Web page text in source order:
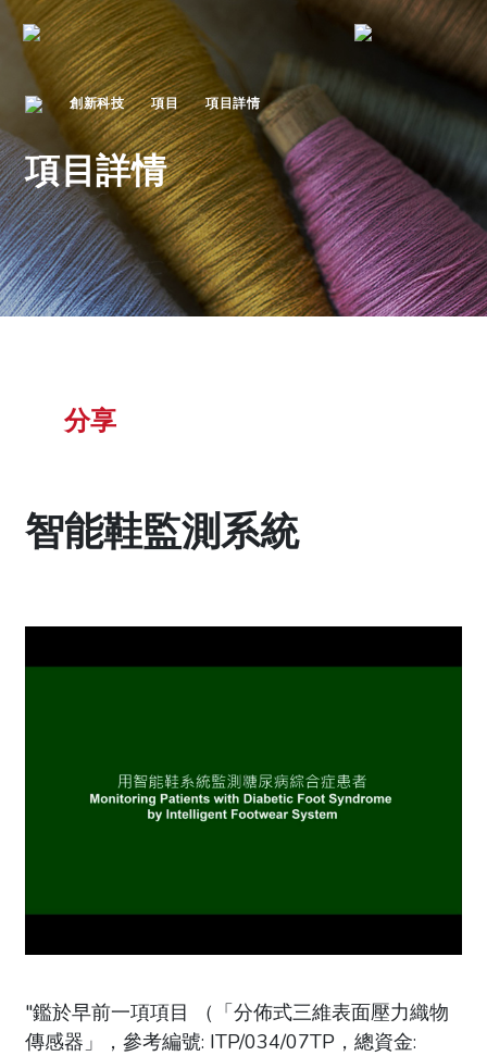
創新科技 項目 項目詳情
項目詳情
分享
智能鞋監測系統
"鑑於早前一項項目 （「分佈式三維表面壓力織物
傳感器」，參考編號: ITP/034/07TP，總資金: